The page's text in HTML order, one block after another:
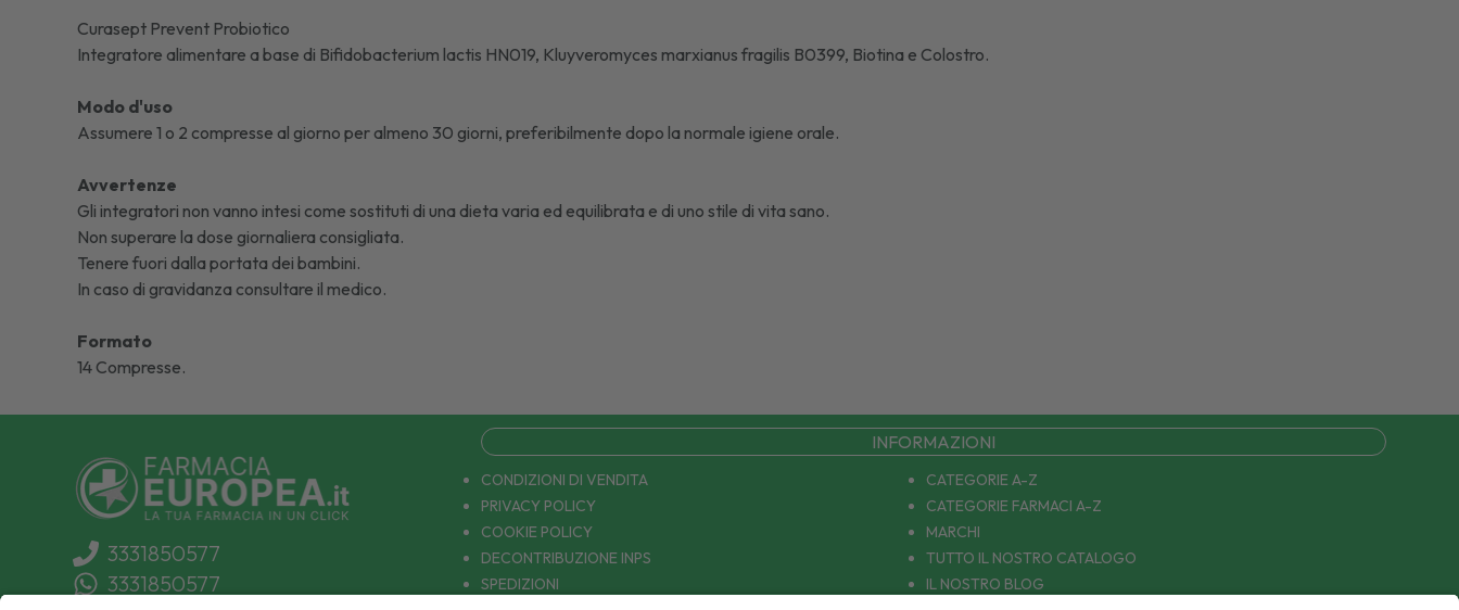
Curasept Prevent Probiotico
Integratore alimentare a base di Bifidobacterium lactis HN019, Kluyveromyces marxianus fragilis B0399, Biotina e Colostro.
Modo d'uso
Assumere 1 o 2 compresse al giorno per almeno 30 giorni, preferibilmente dopo la normale igiene orale.
Avvertenze
Gli integratori non vanno intesi come sostituti di una dieta varia ed equilibrata e di uno stile di vita sano.
Non superare la dose giornaliera consigliata.
Tenere fuori dalla portata dei bambini.
In caso di gravidanza consultare il medico.
Formato
14 Compresse.
3331850577
3331850577
INFORMAZIONI
CONDIZIONI DI VENDITA
PRIVACY POLICY
COOKIE POLICY
DECONTRIBUZIONE INPS
SPEDIZIONI
CATEGORIE A-Z
CATEGORIE FARMACI A-Z
MARCHI
TUTTO IL NOSTRO CATALOGO
IL NOSTRO BLOG